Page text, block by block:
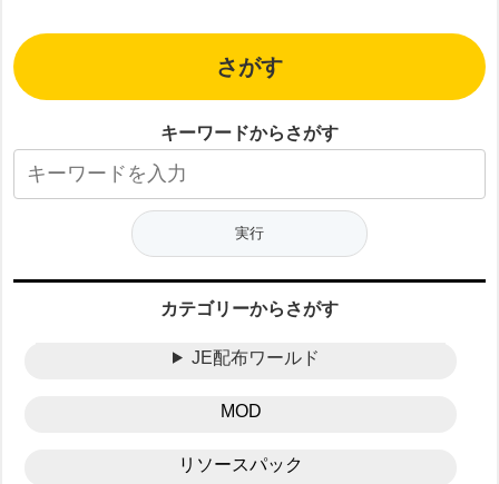
さがす
キーワードからさがす
カテゴリーからさがす
JE配布ワールド
MOD
リソースパック